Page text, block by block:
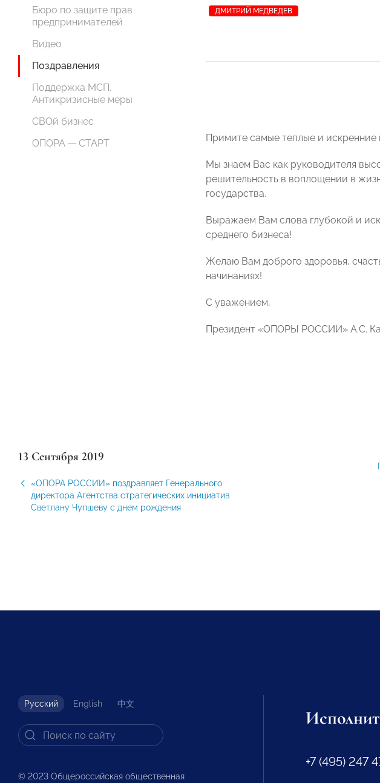
Бюро по защите прав
предпринимателей
Видео
Поздравления
Поддержка МСП.
Антикризисные меры
СВОй бизнес
ОПОРА — СТАРТ
ДМИТРИЙ МЕДВЕДЕВ
Примите самые теплые и
Мы знаем Вас как руководителя
решительность в воплощении в
государства.
Выражаем Вам слова глубокой и
среднего бизнеса!
Желаю Вам доброго здоровья,
начинаниях!
С уважением,
Президент «ОПОРЫ РОССИИ» А.С.
13 Сентября 2019
«ОПОРА РОССИИ» поздравляет Генерального
директора Агентства стратегических инициатив
Светлану Чупшеву с днем рождения
Русский English 中文
© 2023 Общероссийская общественная
+7 (495) 247